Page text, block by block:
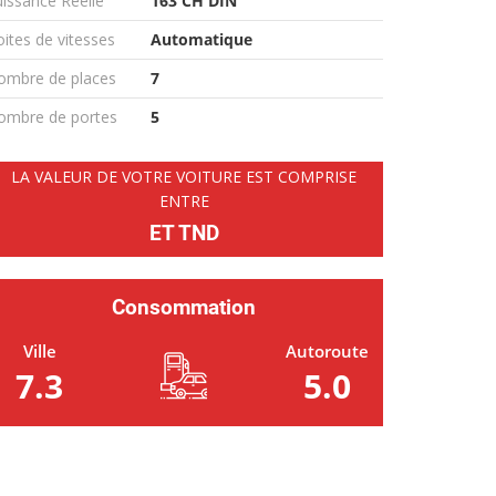
de vitesses
Automatique
de places
7
de portes
5
LA VALEUR DE VOTRE VOITURE EST COMPRISE
ENTRE
ET TND
Consommation
Ville
7.3
Autoroute
5.0